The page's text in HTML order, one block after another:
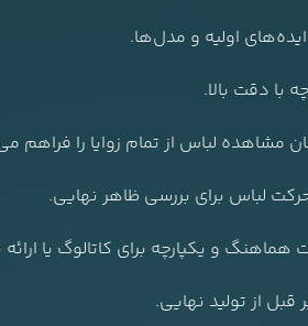
اولیه و مدل‌ها.
با دقت بالا.
لباس از تمام زوایا را فراهم
لباس برای بررسی ظاهر نهایی.
و یکپارچه برای کاتالوگ یا
از تولید نهایی.